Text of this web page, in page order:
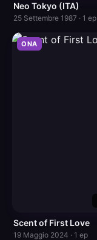
Neo Tokyo (ITA)
25 Settembre 1987 · 1 ep
ONA
Scent of First Love
19 Maggio 2024 · 1 ep